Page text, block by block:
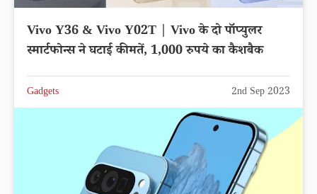
Vivo Y36 & Vivo Y02T | Vivo के दो पॉप्युलर
स्मार्टफोन्स ने घटाई कीमतें, 1,000 रुपये का कैशबैक
Gadgets 2nd Sep 2023